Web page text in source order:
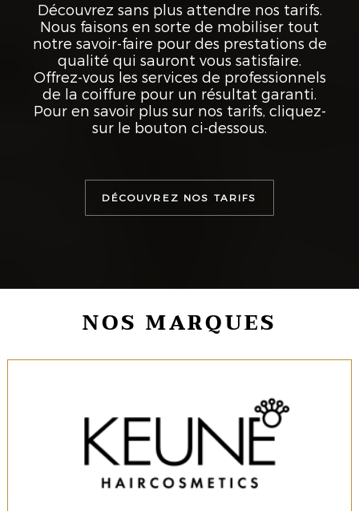
Découvrez sans plus attendre nos tarifs.
Nous faisons en sorte de mobiliser tout
notre savoir-faire pour des prestations de
qualité qui sauront vous satisfaire.
Offrez-vous les services de professionnels
de la coiffure pour un résultat garanti.
Pour en savoir plus sur nos tarifs, cliquez-
sur le bouton ci-dessous.
DÉCOUVREZ NOS TARIFS
NOS MARQUES